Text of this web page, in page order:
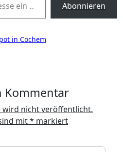
Abonnieren
in Cochem
Kommentar
wird nicht veröffentlicht.
mit* markiert